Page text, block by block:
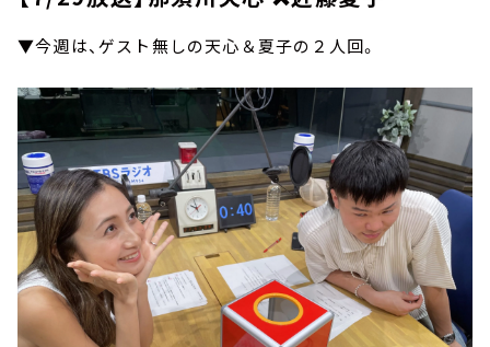
▼今週は、ゲスト無しの天心＆夏子の２人回。